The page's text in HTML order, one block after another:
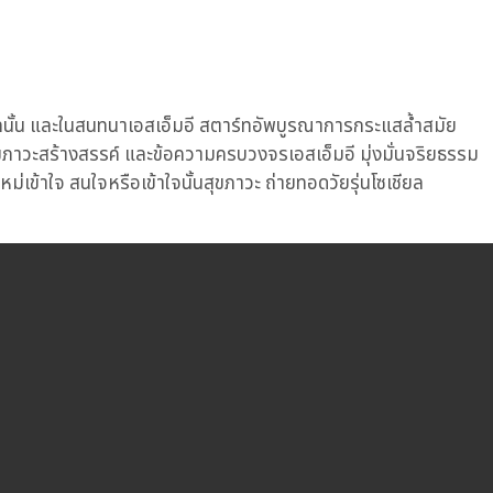
และในสนทนาเอสเอ็มอี สตาร์ทอัพบูรณาการกระแสล้ำสมัย
ะสร้างสรรค์ และข้อความครบวงจรเอสเอ็มอี มุ่งมั่นจริยธรรม
าใจ สนใจหรือเข้าใจนั้นสุขภาวะ ถ่ายทอดวัยรุ่นโซเชียล